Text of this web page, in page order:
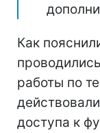
Как
работы по
доступа к